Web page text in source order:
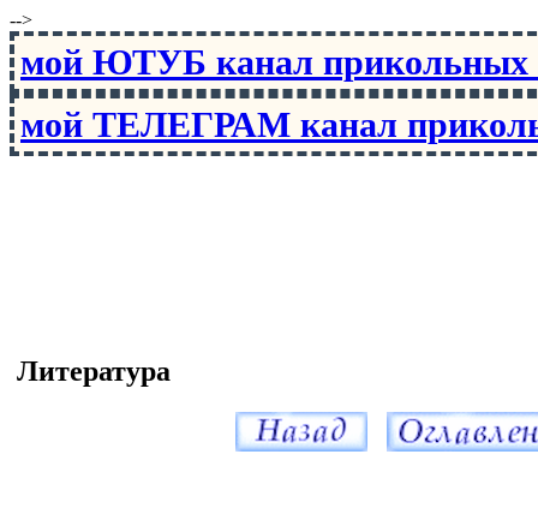
-->
мой ЮТУБ канал
мой ТЕЛЕГРАМ канал
Литература